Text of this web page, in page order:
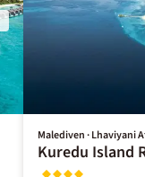
Malediven · Lhaviyani
Kuredu Island